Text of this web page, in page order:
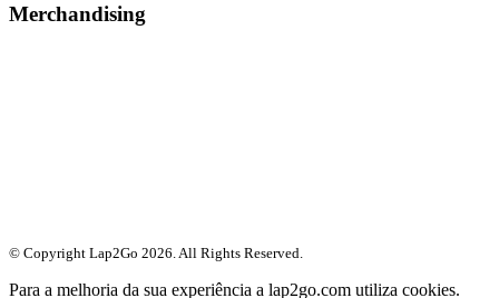
Merchandising
© Copyright Lap2Go 2026. All Rights Reserved.
Para a melhoria da sua experiência a lap2go.com utiliza cookies.